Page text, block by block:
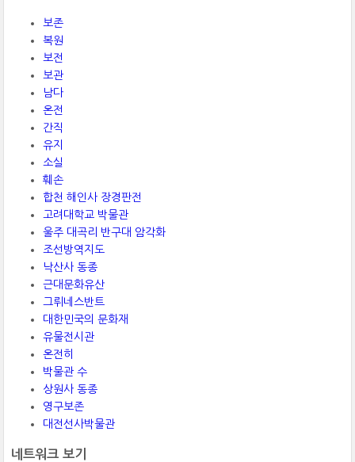
보존
복원
보전
보관
남다
온전
간직
유지
소실
훼손
합천 해인사 장경판전
고려대학교 박물관
울주 대곡리 반구대 암각화
조선방역지도
낙산사 동종
근대문화유산
그뤼네스반트
대한민국의 문화재
유물전시관
온전히
박물관 수
상원사 동종
영구보존
대전선사박물관
네트워크 보기